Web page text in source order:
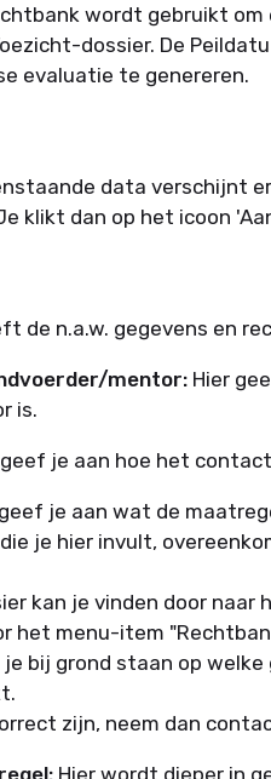
wordt gebruikt
dossier. De
evaluatie te genereren.
data verschijnt
klikt dan op het icoon
de n.a.w. gegevens en
mentor: Hier
is.
geef je aan hoe het
je aan wat de
je hier invult,
kan je vinden door
het menu-item
je bij grond staan op
zijn, neem dan